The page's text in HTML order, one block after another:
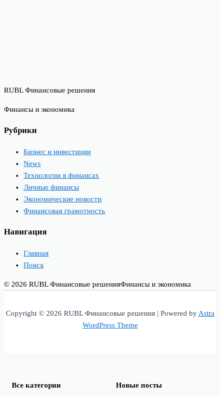
RUBL Финансовые решения
Финансы и экономика
Рубрики
Бизнес и инвестиции
News
Технологии в финансах
Личные финансы
Экономические новости
Финансовая грамотность
Навигация
Главная
Поиск
© 2026 RUBL Финансовые решенияФинансы и экономика
Copyright © 2026 RUBL Финансовые решения | Powered byAstra
WordPress Theme
Все категории Новые посты